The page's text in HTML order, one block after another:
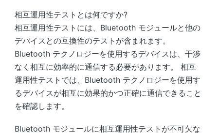
相互運用性テストとは何ですか?
相互運用性テストには、Bluetooth モジュールと他の
デバイスとの互換性のテストが含まれます。
Bluetooth テクノロジーを使用するデバイスは、干渉
なく相互に効率的に通信する必要があります。 相互
運用性テストでは、Bluetooth テクノロジーを使用す
るデバイスが相互に効果的かつ正確に通信できること
を確認します。
Bluetooth モジュールに相互運用性テストが不可欠な